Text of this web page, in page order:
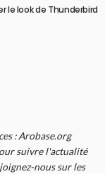
le look de Thunderbird
: Arobase.org
suivre l'actualité
nous sur les